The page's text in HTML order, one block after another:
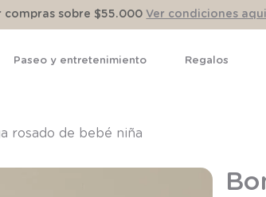
compras sobre $55.000 Ver condiciones aqui
Paseo y entretenimiento Regalos
rosado de bebé niña
1.
pijama